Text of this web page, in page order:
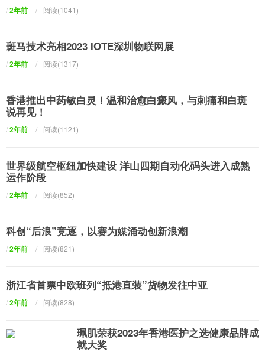
/2年前 / 阅读(1041)
斑马技术亮相2023 IOTE深圳物联网展
/2年前 / 阅读(1317)
香港推出中药敏白灵！温和治愈白癜风，与刺痛和白斑
说再见！
/2年前 / 阅读(1121)
世界级航空枢纽加快建设 洋山四期自动化码头进入成熟
运作阶段
/2年前 / 阅读(852)
科创“后浪”竞逐，以赛为媒涌动创新浪潮
/2年前 / 阅读(821)
浙江省首票中欧班列“抵港直装”货物发往中亚
/2年前 / 阅读(828)
珮肌荣获2023年香港医护之选健康品牌成
就大奖